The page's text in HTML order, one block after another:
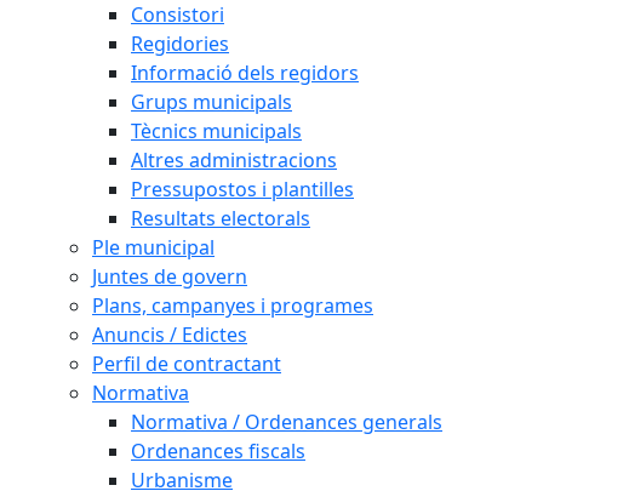
Consistori
Regidories
Informació dels regidors
Grups municipals
Tècnics municipals
Altres administracions
Pressupostos i plantilles
Resultats electorals
Ple municipal
Juntes de govern
Plans, campanyes i programes
Anuncis / Edictes
Perfil de contractant
Normativa
Normativa / Ordenances generals
Ordenances fiscals
Urbanisme